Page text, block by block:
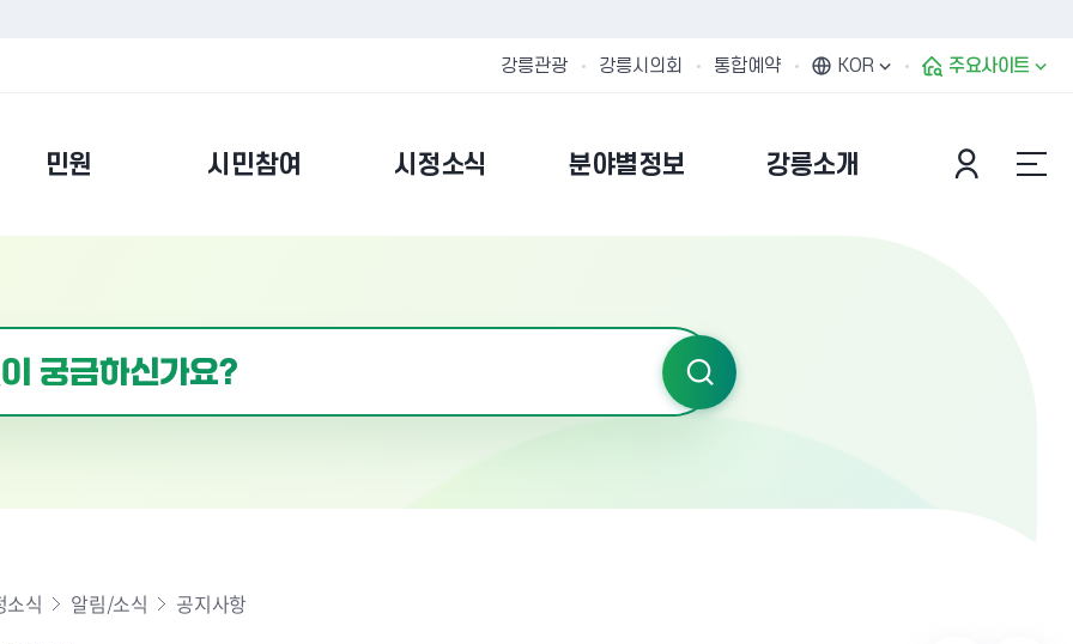
강릉관광 강릉시의회 통합예약 KOR 주요사이트
민원 시민참여 시정소식 분야별정보 강릉소개
소식 알림/소식 공지사항